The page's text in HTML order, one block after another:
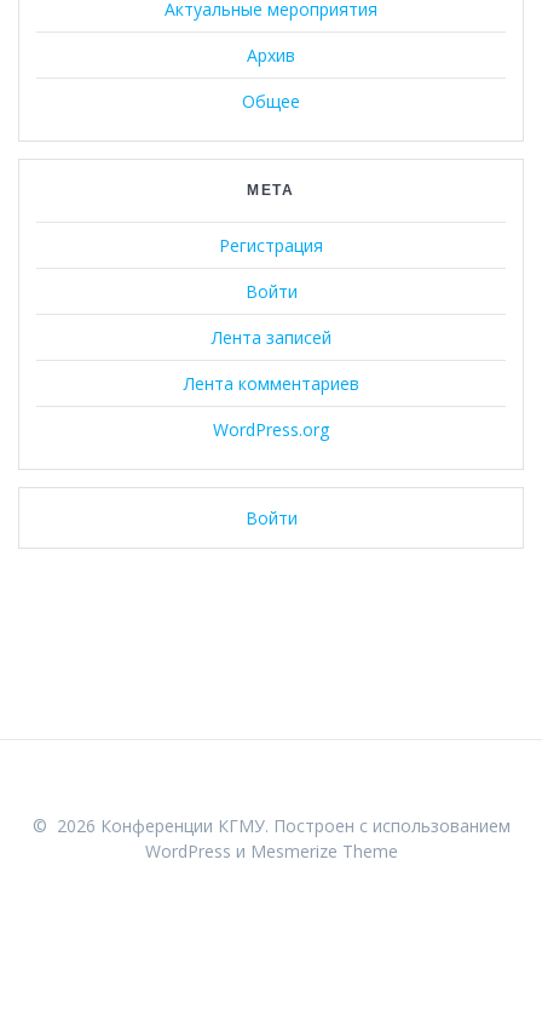
Актуальные мероприятия
Архив
Общее
МЕТА
Регистрация
Войти
Лента записей
Лента комментариев
WordPress.org
Войти
© 2026 Конференции КГМУ. Построен с использованием
WordPress и Mesmerize Theme